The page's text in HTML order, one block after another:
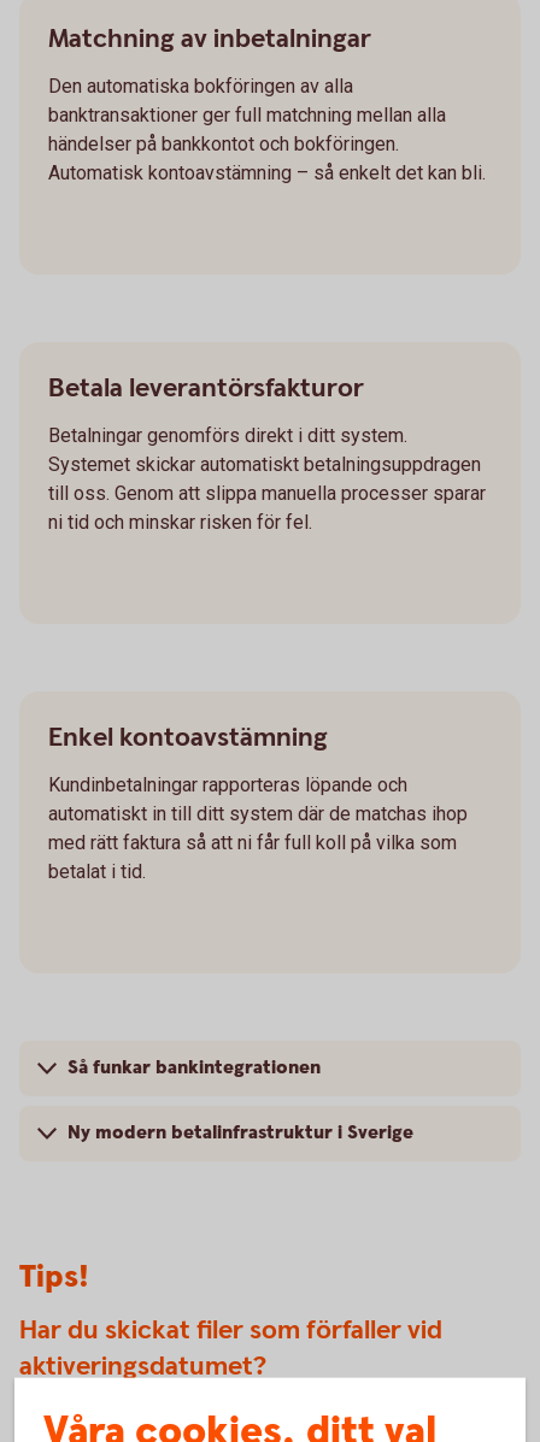
Matchning av inbetalningar
Den automatiska bokföringen av alla
banktransaktioner ger full matchning mellan alla
händelser på bankkontot och bokföringen.
Automatisk kontoavstämning – så enkelt det kan bli.
Betala leverantörsfakturor
Betalningar genomförs direkt i ditt system.
Systemet skickar automatiskt betalningsuppdragen
till oss. Genom att slippa manuella processer sparar
ni tid och minskar risken för fel.
Enkel kontoavstämning
Kundinbetalningar rapporteras löpande och
automatiskt in till ditt system där de matchas ihop
med rätt faktura så att ni får full koll på vilka som
betalat i tid.
Så funkar bankintegrationen
Ny modern betalinfrastruktur i Sverige
Tips!
Har du skickat filer som förfaller vid
aktiveringsdatumet?
Om du idag har tjänsten leverantörsbetalningar och har